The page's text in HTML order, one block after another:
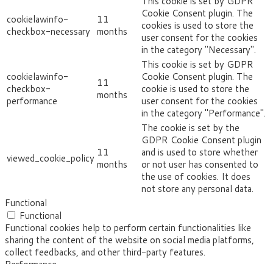
cookielawinfo-
checkbox-necessary
11
months
Cookie Consent plugin. The
cookies is used to store the
user consent for the cookies
in the category "Necessary".
cookielawinfo-
checkbox-
performance
11
months
This cookie is set by GDPR
Cookie Consent plugin. The
cookie is used to store the
user consent for the cookies
in the category "Performance".
viewed_cookie_policy 11
months
The cookie is set by the
GDPR Cookie Consent plugin
and is used to store whether
or not user has consented to
the use of cookies. It does
not store any personal data.
Functional
Functional
Functional cookies help to perform certain functionalities like
sharing the content of the website on social media platforms,
collect feedbacks, and other third-party features.